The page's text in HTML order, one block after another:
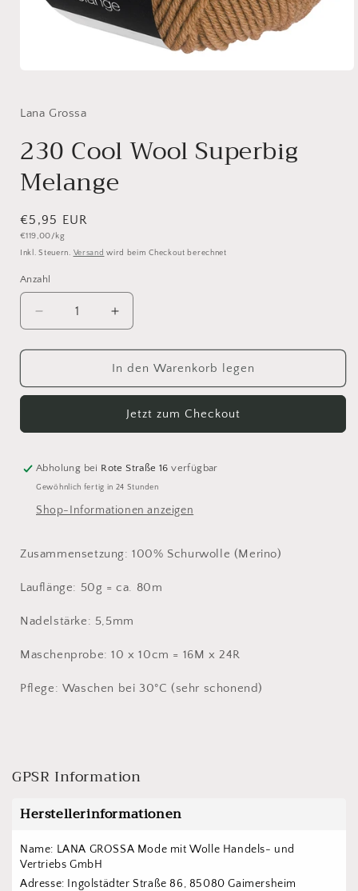
Modal
Lana Grossa
230 Cool Wool Superbig
Melange
Normaler
Preis
€5,95 EUR
Grundpreis
€119,00/kg
Inkl. Steuern. Versand wird beim Checkout berechnet
Anzahl
Anzahl
Verringere
die
Menge
230
Superbig
Erhöhe
die
Menge
für
230
Wool
Superbig
In den Warenkorb legen
Jetzt zum Checkout
Abholung bei Rote Straße 16 verfügbar
Gewöhnlich fertig in 24 Stunden
Shop-Informationen anzeigen
Zusammensetzung: 100% Schurwolle (Merino)
Lauflänge: 50g = ca. 80m
Nadelstärke: 5,5mm
Maschenprobe: 10 x 10cm = 16M x 24R
Pflege: Waschen bei 30°C (sehr schonend)
GPSR Information
Herstellerinformationen
Name: LANA GROSSA Mode mit Wolle Handels- und
Vertriebs GmbH
Adresse: Ingolstädter Straße 86, 85080 Gaimersheim